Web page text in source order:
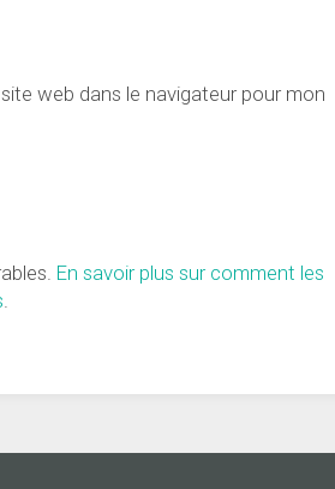
web dans le navigateur pour mon
En savoir plus sur comment les
.